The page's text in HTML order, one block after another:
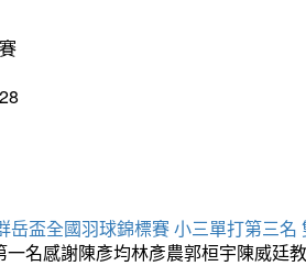
岳盃全國羽球錦標賽 小三單打第三名
名感謝陳彥均林彥農郭桓宇陳威廷